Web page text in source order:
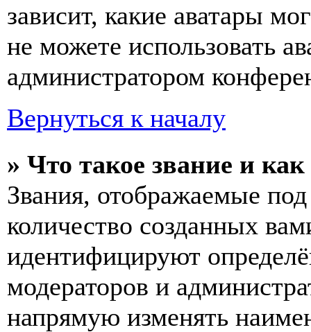
зависит, какие аватары
не можете использовать
администратором
Вернуться к началу
» Что такое звание и
Звания, отображаемые
количество созданных
идентифицируют
модераторов и
напрямую изменять